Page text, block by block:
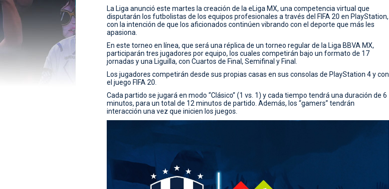
La Liga anunció este martes la creación de la eLiga MX, una competencia virtual que
disputarán los futbolistas de los equipos profesionales a través del FIFA 20 en PlayStation,
con la intención de que los aficionados continúen vibrando con el deporte que más les
apasiona.
En este torneo en línea, que será una réplica de un torneo regular de la Liga BBVA MX,
participarán tres jugadores por equipo, los cuales competirán bajo un formato de 17
jornadas y una Liguilla, con Cuartos de Final, Semifinal y Final.
Los jugadores competirán desde sus propias casas en sus consolas de PlayStation 4 y con
el juego FIFA 20.
Cada partido se jugará en modo “Clásico” (1 vs. 1) y cada tiempo tendrá una duración de 6
minutos, para un total de 12 minutos de partido. Además, los “gamers” tendrán
interacción una vez que inicien los juegos.